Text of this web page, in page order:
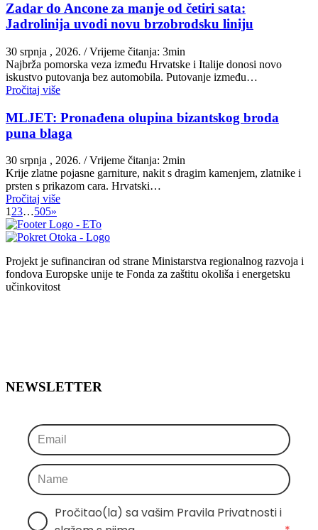
Zadar do Ancone za manje od četiri sata:
Jadrolinija uvodi novu brzobrodsku liniju
30 srpnja , 2026. / Vrijeme čitanja: 3min
Najbrža pomorska veza između Hrvatske i Italije donosi novo
iskustvo putovanja bez automobila. Putovanje između…
Pročitaj više
MLJET: Pronađena olupina bizantskog broda
puna blaga
30 srpnja , 2026. / Vrijeme čitanja: 2min
Krije zlatne pojasne garniture, nakit s dragim kamenjem, zlatnike i
prsten s prikazom cara. Hrvatski…
Pročitaj više
123…505»
Projekt je sufinanciran od strane Ministarstva regionalnog razvoja i
fondova Europske unije te Fonda za zaštitu okoliša i energetsku
učinkovitost
NEWSLETTER
Pročitao(la) sa vašim Pravila Privatnosti i